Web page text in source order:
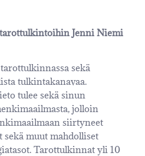
Jenni Niemi
sekä
tulkintakanavaa.
tulee sekä sinun
jolloin
siirtyneet
sekä muut mahdolliset
Tarottulkinnat yli 10